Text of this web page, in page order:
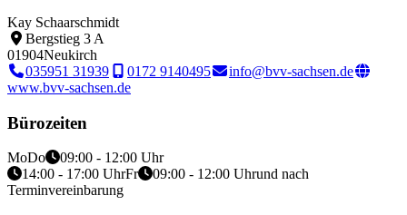
Kay Schaarschmidt
Bergstieg 3 A
01904Neukirch
035951 31939
0172 9140495
info@bvv-sachsen.de
www.bvv-sachsen.de
Bürozeiten
MoDo
09:00 - 12:00 Uhr
14:00 - 17:00 UhrFr 09:00 - 12:00 Uhrund nach
Terminvereinbarung